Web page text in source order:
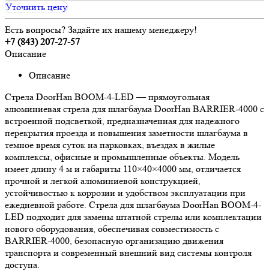
Уточнить цену
Есть вопросы? Задайте их нашему менеджеру!
+7 (843) 207-27-57
Описание
Описание
Стрела DoorHan BOOM-4-LED — прямоугольная
алюминиевая стрела для шлагбаума DoorHan BARRIER-4000 с
встроенной подсветкой, предназначенная для надежного
перекрытия проезда и повышения заметности шлагбаума в
темное время суток на парковках, въездах в жилые
комплексы, офисные и промышленные объекты. Модель
имеет длину 4 м и габариты 110×40×4000 мм, отличается
прочной и легкой алюминиевой конструкцией,
устойчивостью к коррозии и удобством эксплуатации при
ежедневной работе. Стрела для шлагбаума DoorHan BOOM-4-
LED подходит для замены штатной стрелы или комплектации
нового оборудования, обеспечивая совместимость с
BARRIER-4000, безопасную организацию движения
транспорта и современный внешний вид системы контроля
доступа.